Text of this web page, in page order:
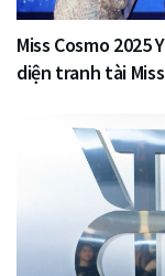
Miss Cosmo
diện tranh tài